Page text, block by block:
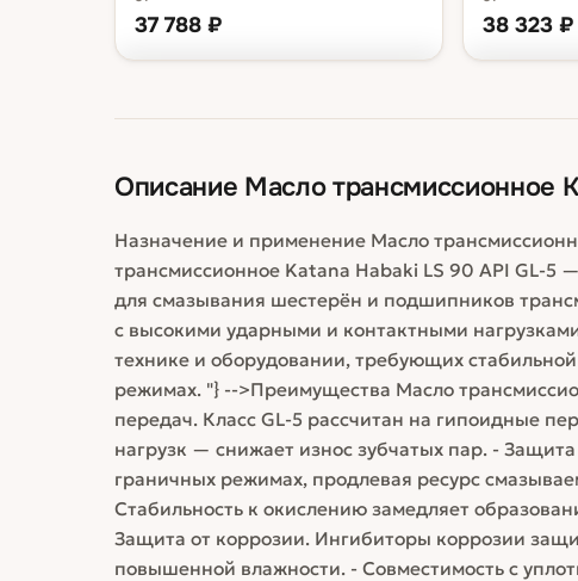
37 788 ₽
ведро 20 л 37 788 ₽
38 323 ₽
ведро 20
Описание Масло трансмиссионное
Назначение и применение Масло
трансмиссионное Katana Habaki LS 90 API GL-5
для смазывания шестерён и подшипников
с высокими ударными и контактными
технике и оборудовании, требующих
режимах. "} -->Преимущества Масло
передач. Класс GL-5 рассчитан на гипоидные
нагрузк — снижает износ зубчатых пар. -
граничных режимах, продлевая ресурс
Стабильность к окислению замедляет
Защита от коррозии. Ингибиторы коррозии
повышенной влажности. - Совместимость с